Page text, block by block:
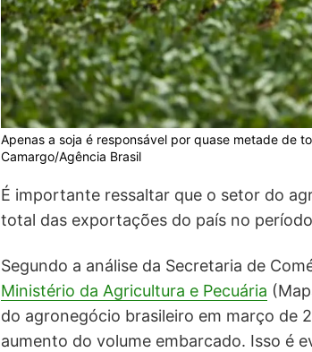
Apenas a soja é responsável por quase metade de
Camargo/Agência Brasil
É importante ressaltar que o setor do
total das exportações do país no
Segundo a análise da Secretaria de
Ministério da Agricultura e Pecuária
do agronegócio brasileiro em março de
aumento do volume embarcado. Isso é